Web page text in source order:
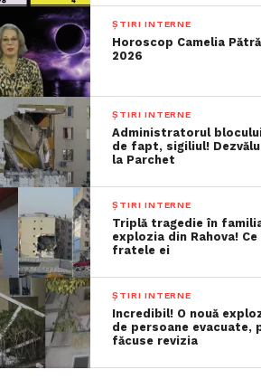
ȘTIRI INTERNE
Horoscop Camelia
2026
ȘTIRI INTERNE
Administratorul
de fapt, sigiliul!
la Parchet
ȘTIRI INTERNE
Triplă tragedie în
explozia din Rahova!
fratele ei
ȘTIRI INTERNE
Incredibil! O nouă
de persoane evacuate,
făcuse revizia